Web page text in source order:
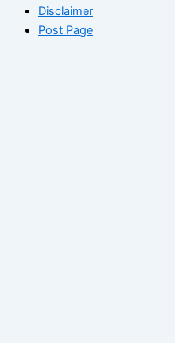
Disclaimer
Post Page